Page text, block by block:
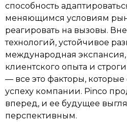
способность
меняющимся условиям
реагировать на вызовы.
технологий, устойчивое
международная
клиентского опыта и
— все это факторы, которые
успеху компании. Pinco
вперед, и ее будущее
перспективным.